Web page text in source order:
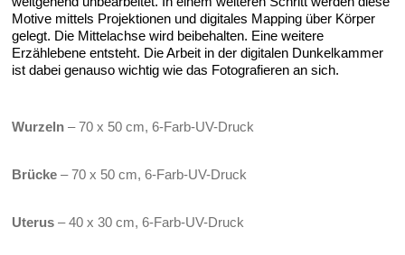
Motive mittels Projektionen und digitales Mapping über Körper
gelegt. Die Mittelachse wird beibehalten. Eine weitere
Erzählebene entsteht. Die Arbeit in der digitalen Dunkelkammer
ist dabei genauso wichtig wie das Fotografieren an sich.
Wurzeln – 70 x 50 cm, 6-Farb-UV-Druck
Brücke – 70 x 50 cm, 6-Farb-UV-Druck
Uterus – 40 x 30 cm, 6-Farb-UV-Druck